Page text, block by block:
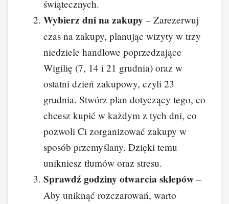
świątecznych.
Wybierz dni na zakupy – Zarezerwuj
czas na zakupy, planując wizyty w trzy
niedziele handlowe poprzedzające
Wigilię (7, 14 i 21 grudnia) oraz w
ostatni dzień zakupowy, czyli 23
grudnia. Stwórz plan dotyczący tego, co
chcesz kupić w każdym z tych dni, co
pozwoli Ci zorganizować zakupy w
sposób przemyślany. Dzięki temu
unikniesz tłumów oraz stresu.
Sprawdź godziny otwarcia sklepów –
Aby uniknąć rozczarowań, warto